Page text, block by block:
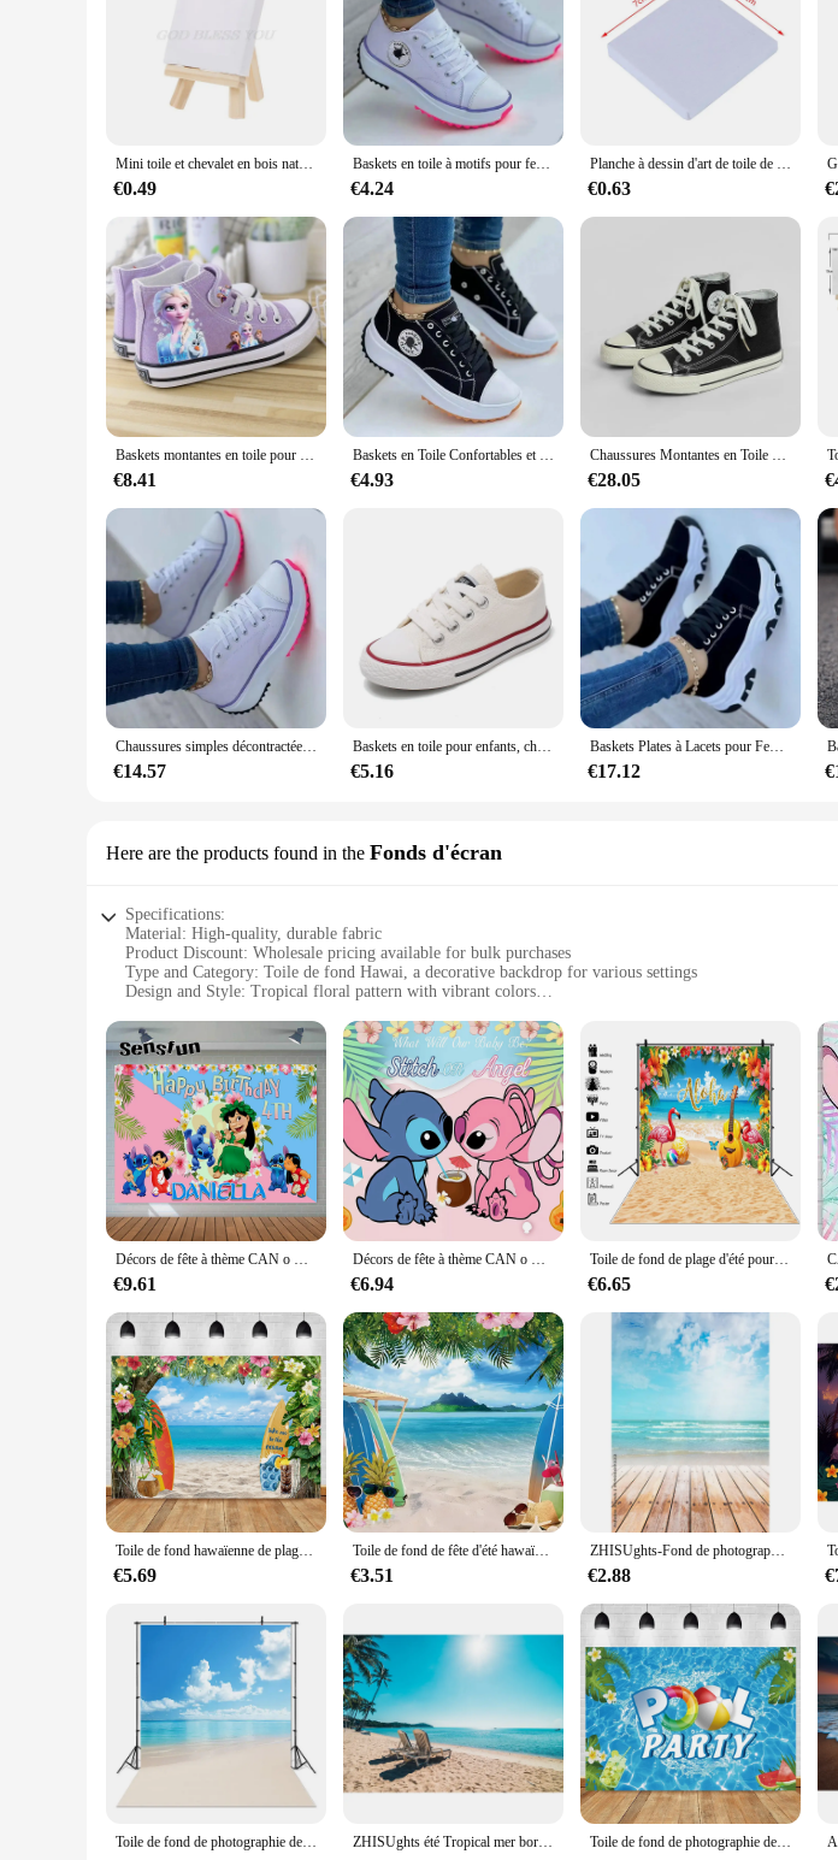
Mini toile et chevalet en bois naturel pour Art peinture dessin artisanat fourniture de mariage
€0.49
Baskets en toile à motifs pour femmes, chaussures décontractées, chaussures plates à lacets, printemps, automne, 2024
€4.24
Planche à dessin d'art de toile de mini artistes, cadre de peinture de toile vierge, peinture à l'huile acrylique, fournitures d'artisanat de bricolage, accessoires scolaires
€0.63
Baskets montantes en toile pour enfants, chaussures de sport décontractées pour filles, baskets de princesse respirantes, chaussures de course pour enfants plus âgés
€8.41
Baskets en Toile Confortables et Respirantes pour Femme, Chaussures Plates Décontractées à Lacets, à la Mode, de Marque, Nouvelle Collection 2023
€4.93
Chaussures Montantes en Toile pour Femme, Version Coréenne, Harajuku Ulzzang, Polyvalentes, Plates, Tissu Astronomique, Printemps 1970
€28.05
Chaussures simples décontractées pour femmes, toile à tête ronde, document solide, basses, grande taille, automne, été, nouveau, 2024
€14.57
Baskets en toile pour enfants, chaussures de sport décontractées pour tout-petits, chaussures plates respirantes pour enfants, mocassins à la mode pour garçons et filles, nouvelle marque
€5.16
Baskets Plates à Lacets pour Femme, Chaussures de dehors Décontractées, en Toile, Nouveau Modèle, 2023
€17.12
Here are the products found in the Fonds d'écran
Specifications:
Material: High-quality, durable fabric
Product Discount: Wholesale pricing available for bulk purchases
Type and Category: Toile de fond Hawai, a decorative backdrop for various settings
Design and Style: Tropical floral pattern with vibrant colors
Shape or Size or Weight or Quantity: Available in multiple sizes and quantities to suit your needs
Features:
|Vendors|
**Versatile and Elegant Decor**
The Toile de fond Hawai is a versatile piece that adds a touch of elegance to any space. Whether
this backdrop is the perfect choice. Its tropical floral pattern, featuring vibrant hues of pink, yellow,
making it a reliable choice for both indoor and outdoor use.
**Effortless Setup and Maintenance**
Setting up the Toile de fond Hawai is a breeze. The lightweight fabric allows for easy hanging, while
use without fading or tearing. The backdrop is also easy to clean, maintaining its vibrant colors and
homeowners who value both aesthetics and practicality.
**Suitable for Various Occasions**
Whether you're a vendor looking to expand your product range or a homeowner seeking to enhance
Hawaiian ambiance, making it an excellent addition to any event or home setting. With its wholesale
profitable sale. The backdrop's adaptability and ease of use make it a popular choice for various
Décors de fête à thème CAN o & Stitch de dessin animé, studio photo, Hawai Hula, fête d'anniversaire d'été pour filles, arrière-plans de photographie personnalisés
€9.61
Décors de fête à thème CAN o & Stitch de dessin animé, studio photo, Hawai Hula, fête d'anniversaire d'été pour filles, arrière-plans de photographie personnalisés
€6.94
Toile de fond de plage d'été pour la photographie, toile de fond photo, bord de mer, palmier tropical, planche de surf, fête d'anniversaire de bébé, rentabilité d'Hawaï ha
€6.65
Toile de fond hawaïenne de plage d'été, personnalisé, bord de mer, palmiers tropicaux, arbre, joyeux anniversaire, bannière de décoration de Photo, fête de vacances, arrière-plan de photographie
€5.69
Toile de fond de fête d'été hawaïenne, fond photographique, bord de mer, océan, plage, planche de surf, baby shower, anniversaire, mariage, studio photo
€3.51
ZHISUghts-Fond de photographie de plage de mer tropicale, arrière-plan d'arbre de palmiers, décors de paysage naturel, photocall, studio photo, 211227-HHB 02
€2.88
Toile de fond de photographie de plage, plage de mer, sable, nuage, scène de ciel bleu, plage d'été, studio photo, palmiers tropicaux, fond d'arbre AMP ZHISUghts été Tropical mer bord de mer océan toile de fond plage fête vague scène vinyle photographie arrière-plan Photo Studio MP-2 Toile de fond de photographie de fête à la piscine d'été, fond de photographie de vacances d'anniversaire de bébé, ballon de plage hawaïen, bouée de sauvetage flamant rose